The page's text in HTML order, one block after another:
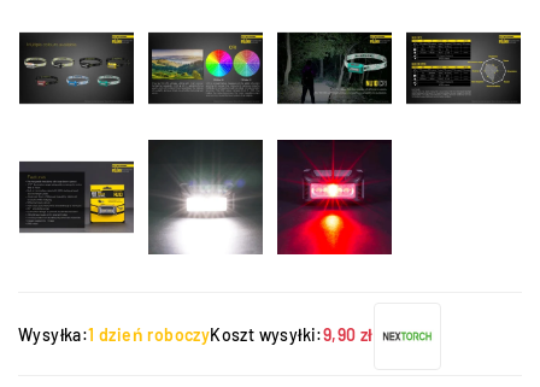
Wysyłka:1 dzień roboczyKoszt wysyłki:9,90 zł